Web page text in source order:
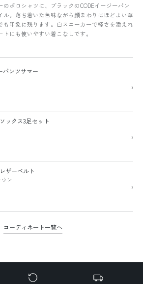
ポロシャツに、ブラックのCODEイージーパン
ル。落ち着いた色味ながら顔まわりにほどよい華
も印象に残ります。白スニーカーで軽さを添えれ
にも使いやすい着こなしです。
パンツサマー
›
ックス3足セット
›
ザーベルト
ン
›
コーディネート一覧へ